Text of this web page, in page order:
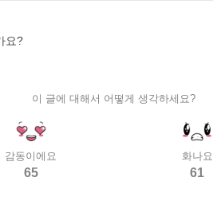
요?
이 글에 대해서 어떻게 생각하세요?
감동이에요
65
화나요
61